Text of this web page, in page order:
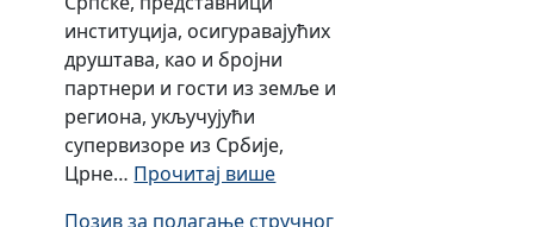
ш
т
а
в
а
з
п
и
т
н
о
м
р
о
п
о
с
р
е
д
о
р
а
с
е
к
т
о
р
п
с
к
е
ј
е
институција, осигуравајућих
друштава, као и бројни
партнери и гости из земље и
региона, укључујући
супервизоре из Србије,
Црне… Прочитај више:
Позив за полагање стручног